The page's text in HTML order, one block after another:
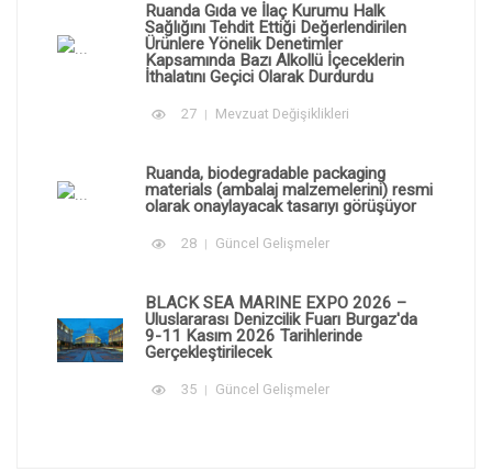
Ruanda Gıda ve İlaç Kurumu Halk
Sağlığını Tehdit Ettiği Değerlendirilen
Ürünlere Yönelik Denetimler
Kapsamında Bazı Alkollü İçeceklerin
İthalatını Geçici Olarak Durdurdu
27 Mevzuat Değişiklikleri
Ruanda, biodegradable packaging
materials (ambalaj malzemelerini) resmi
olarak onaylayacak tasarıyı görüşüyor
28 Güncel Gelişmeler
BLACK SEA MARINE EXPO 2026 –
Uluslararası Denizcilik Fuarı Burgaz'da
9-11 Kasım 2026 Tarihlerinde
Gerçekleştirilecek
35 Güncel Gelişmeler